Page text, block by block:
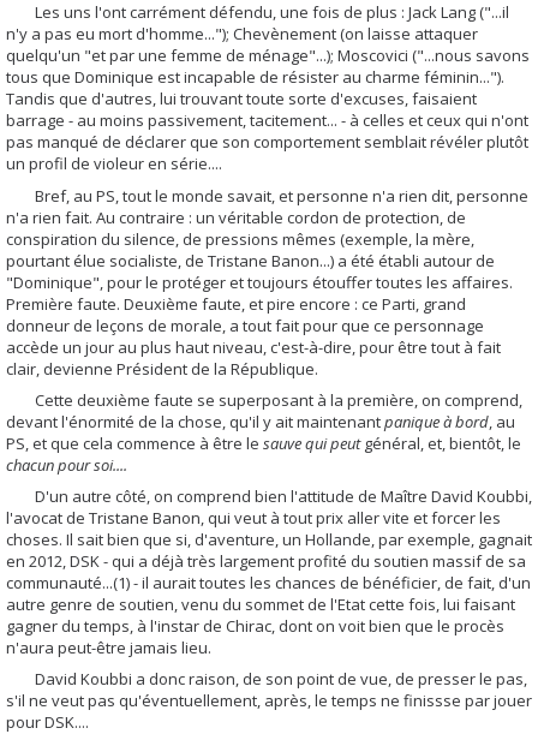
Les uns l'ont carrément défendu, une fois de plus : Jack Lang ("...il
n'y a pas eu mort d'homme..."); Chevènement (on laisse attaquer
quelqu'un "et par une femme de ménage"...); Moscovici ("...nous savons
tous que Dominique est incapable de résister au charme féminin...").
Tandis que d'autres, lui trouvant toute sorte d'excuses, faisaient
barrage - au moins passivement, tacitement... - à celles et ceux qui n'ont
pas manqué de déclarer que son comportement semblait révéler plutôt
un profil de violeur en série....
Bref, au PS, tout le monde savait, et personne n'a rien dit, personne
n'a rien fait. Au contraire : un véritable cordon de protection, de
conspiration du silence, de pressions mêmes (exemple, la mère,
pourtant élue socialiste, de Tristane Banon...) a été établi autour de
"Dominique", pour le protéger et toujours étouffer toutes les affaires.
Première faute. Deuxième faute, et pire encore : ce Parti, grand
donneur de leçons de morale, a tout fait pour que ce personnage
accède un jour au plus haut niveau, c'est-à-dire, pour être tout à fait
clair, devienne Président de la République.
Cette deuxième faute se superposant à la première, on comprend,
devant l'énormité de la chose, qu'il y ait maintenantpanique à bord, au
PS, et que cela commence à être le sauve qui peutgénéral, et, bientôt, le
chacun pour soi....
D'un autre côté, on comprend bien l'attitude de Maître David Koubbi,
l'avocat de Tristane Banon, qui veut à tout prix aller vite et forcer les
choses. Il sait bien que si, d'aventure, un Hollande, par exemple, gagnait
en 2012, DSK - qui a déjà très largement profité du soutien massif de sa
communauté...(1) - il aurait toutes les chances de bénéficier, de fait, d'un
autre genre de soutien, venu du sommet de l'Etat cette fois, lui faisant
gagner du temps, à l'instar de Chirac, dont on voit bien que le procès
n'aura peut-être jamais lieu.
David Koubbi a donc raison, de son point de vue, de presser le pas,
s'il ne veut pas qu'éventuellement, après, le temps ne finissse par jouer
pour DSK....